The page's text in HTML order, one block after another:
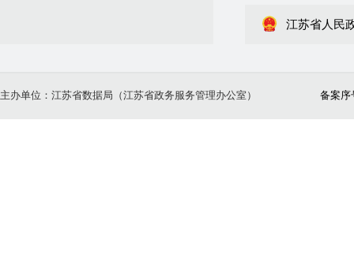
江苏省人民
主办单位：江苏省数据局（江苏省政务服务管理办公室） 备案序